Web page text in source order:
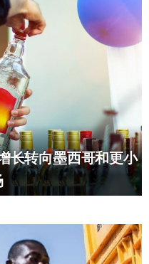
长转向墨西哥和更小